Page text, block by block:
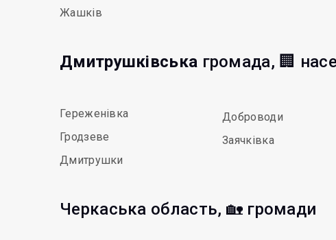
Жашків
Дмитрушківська громада, 🏢
Гереженівка
Гродзеве
Дмитрушки
Доброводи
Заячківка
Черкаська область, 🏡 громади